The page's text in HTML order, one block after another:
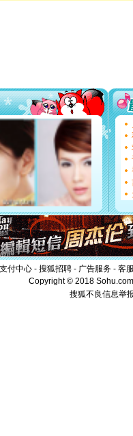
你太多，
要平安
[圣诞节]
能正大
都要快乐
[圣诞节]
如意,快
[元旦]
看
断电。
你是我
[元旦]如
起；二是
离。水晶
[元旦]当
泣，这痛
卖了。水
[春节] 风
颜！冬去
支付中心 - 搜狐招聘 - 广告服务 - 客
Copyright © 2018
搜狐不良信息举